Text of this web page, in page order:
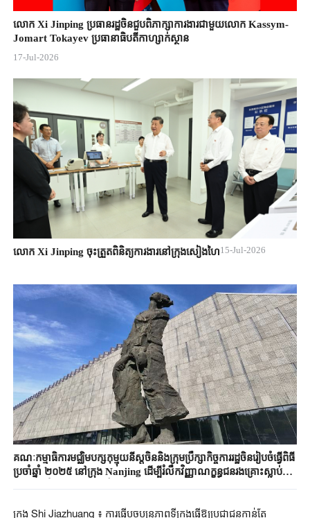
លោក Xi Jinping ប្រធានរដ្ឋចិន​ជួបពិភាក្សា​ការងារជាមួយ​លោក Kassym-
Jomart ​Tokayev ​ប្រធានាធិបតី​កាហ្សាក់ស្ថាន​
17-Jul-2026
លោក Xi Jinping ចុះត្រួតពិនិត្យការងារនៅក្រុងសៀងហៃ15-Jul-2026
គណៈកម្មាធិការមជ្ឈិមបក្សកុម្មុយនីស្តចិននិងក្រុមប្រឹក្សាកិច្ចការរដ្ឋចិនរៀបចំធ្វើពិធី
ប្រចាំឆ្នាំ ២០២៥ នៅក្រុង Nanjing ដើម្បីរំលឹកវិញ្ញាណក្ខន្ធជនរងគ្រោះស្លាប់
ក្រុង Shi Jiazhuang ៖ ការធ្វើបច្ចុប្បន្នភាពទីក្រុងធ្វើឱ្យប្រជាជនកាន់តែ